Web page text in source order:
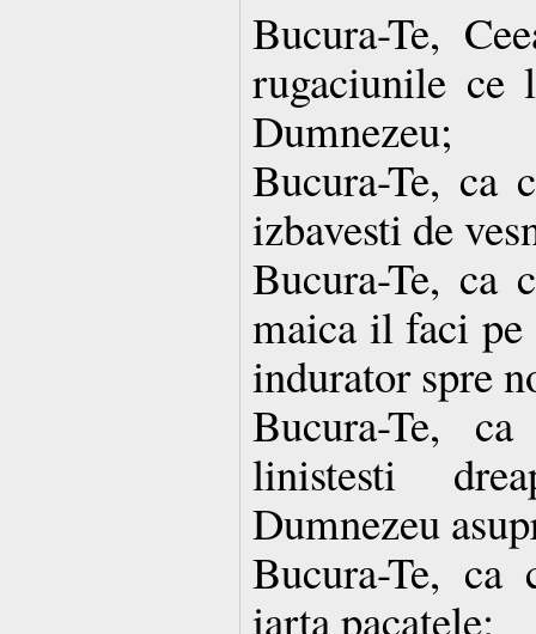
Bucura-Te,
rugaciunile ce
Dumnezeu;
Bucura-Te, ca
izbavesti de
Bucura-Te, ca
maica il faci
indurator spre
Bucura-Te,
linistesti
Dumnezeu
Bucura-Te,
iarta pacatele;